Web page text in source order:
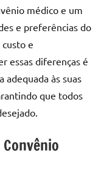
médico e um
e preferências do
e
essas diferenças é
adequada às suas
que todos